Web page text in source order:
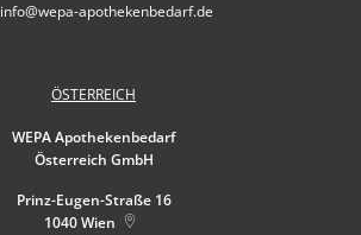
info@wepa-apothekenbedarf.de
ÖSTERREICH
WEPA Apothekenbedarf
Österreich GmbH
Prinz-Eugen-Straße 16
1040 Wien